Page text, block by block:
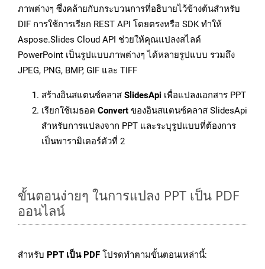
ภาพต่างๆ ซึ่งคล้ายกับกระบวนการที่อธิบายไว้ข้างต้นสำหรับ
DIF การใช้การเรียก REST API โดยตรงหรือ SDK ทำให้
Aspose.Slides Cloud API ช่วยให้คุณแปลงสไลด์
PowerPoint เป็นรูปแบบภาพต่างๆ ได้หลายรูปแบบ รวมถึง
JPEG, PNG, BMP, GIF และ TIFF
สร้างอินสแตนซ์คลาส SlidesApi เพื่อแปลงเอกสาร PPT
เรียกใช้เมธอด Convert ของอินสแตนซ์คลาส SlidesApi
สำหรับการแปลงจาก PPT และระบุรูปแบบที่ต้องการ
เป็นพารามิเตอร์ตัวที่ 2
ขั้นตอนง่ายๆ ในการแปลง PPT เป็น PDF
ออนไลน์
สำหรับ PPT เป็น PDF โปรดทำตามขั้นตอนเหล่านี้: